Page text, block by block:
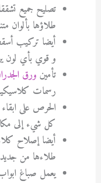
تصليح جميع
طلاؤها بألوان
أيضا تركيب
و قوي بأي لون
تأمينورق
رسمات
الحرص على ابقاء
كل شيء إلى
أيضا إصلاح
طلاءها من
يعمل صباغ